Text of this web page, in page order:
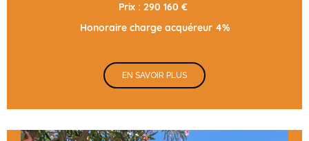
Prix : 290 160 €
Honoraire charge acquéreur 4%
EN SAVOIR PLUS